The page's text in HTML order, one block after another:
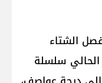
الشتاء
سلسلة